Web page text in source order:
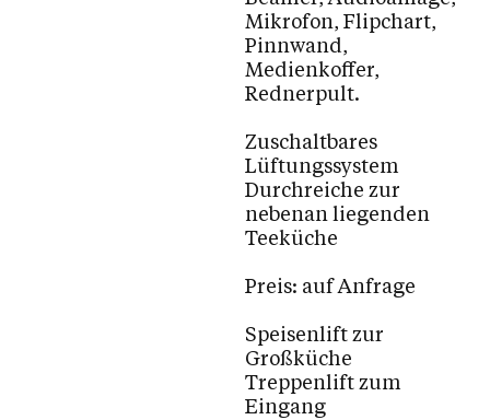
Taufe / Erstkommunion / Firmung / Hochzeit
Tod / Beerdigung / Trauer
(Wieder) Eintritt in die Kirche
Wohnungs- / Haussegnung
Familiengottesdienste / Kinderkirche mit Tim
Mikrofon, Flipchart,
Pinnwand,
Medienkoffer,
Rednerpult.
Zuschaltbares
Lüftungssystem
Durchreiche zur
nebenan liegenden
Teeküche
Preis: auf Anfrage
Speisenlift zur
Großküche
Treppenlift zum
Eingang